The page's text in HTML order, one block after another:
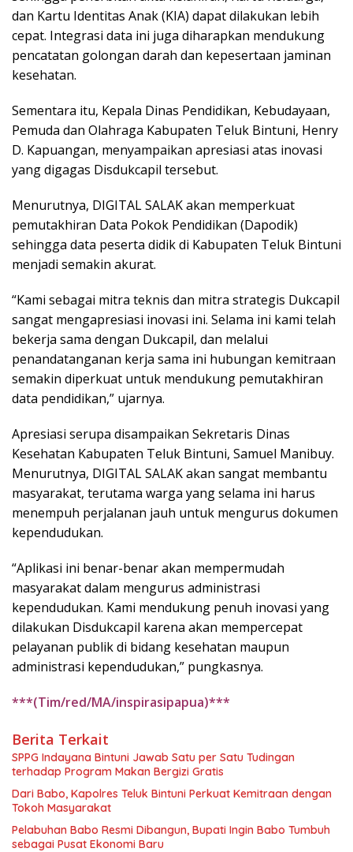
dan Kartu Identitas Anak (KIA) dapat dilakukan lebih
cepat. Integrasi data ini juga diharapkan mendukung
pencatatan golongan darah dan kepesertaan jaminan
kesehatan.
Sementara itu, Kepala Dinas Pendidikan, Kebudayaan,
Pemuda dan Olahraga Kabupaten Teluk Bintuni, Henry
D. Kapuangan, menyampaikan apresiasi atas inovasi
yang digagas Disdukcapil tersebut.
Menurutnya, DIGITAL SALAK akan memperkuat
pemutakhiran Data Pokok Pendidikan (Dapodik)
sehingga data peserta didik di Kabupaten Teluk Bintuni
menjadi semakin akurat.
“Kami sebagai mitra teknis dan mitra strategis Dukcapil
sangat mengapresiasi inovasi ini. Selama ini kami telah
bekerja sama dengan Dukcapil, dan melalui
penandatanganan kerja sama ini hubungan kemitraan
semakin diperkuat untuk mendukung pemutakhiran
data pendidikan,” ujarnya.
Apresiasi serupa disampaikan Sekretaris Dinas
Kesehatan Kabupaten Teluk Bintuni, Samuel Manibuy.
Menurutnya, DIGITAL SALAK akan sangat membantu
masyarakat, terutama warga yang selama ini harus
menempuh perjalanan jauh untuk mengurus dokumen
kependudukan.
“Aplikasi ini benar-benar akan mempermudah
masyarakat dalam mengurus administrasi
kependudukan. Kami mendukung penuh inovasi yang
dilakukan Disdukcapil karena akan mempercepat
pelayanan publik di bidang kesehatan maupun
administrasi kependudukan,” pungkasnya.
***(Tim/red/MA/inspirasipapua)***
Berita Terkait
SPPG Indayana Bintuni Jawab Satu per Satu Tudingan
terhadap Program Makan Bergizi Gratis
Dari Babo, Kapolres Teluk Bintuni Perkuat Kemitraan dengan
Tokoh Masyarakat
Pelabuhan Babo Resmi Dibangun, Bupati Ingin Babo Tumbuh
sebagai Pusat Ekonomi Baru